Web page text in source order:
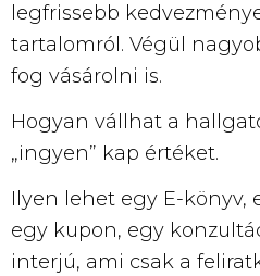
legfrissebb
tartalomról. Végül
fog vásárolni is.
Hogyan vállhat a
„ingyen” kap értéket.
Ilyen lehet egy E-könyv,
egy kupon, egy
interjú, ami csak a